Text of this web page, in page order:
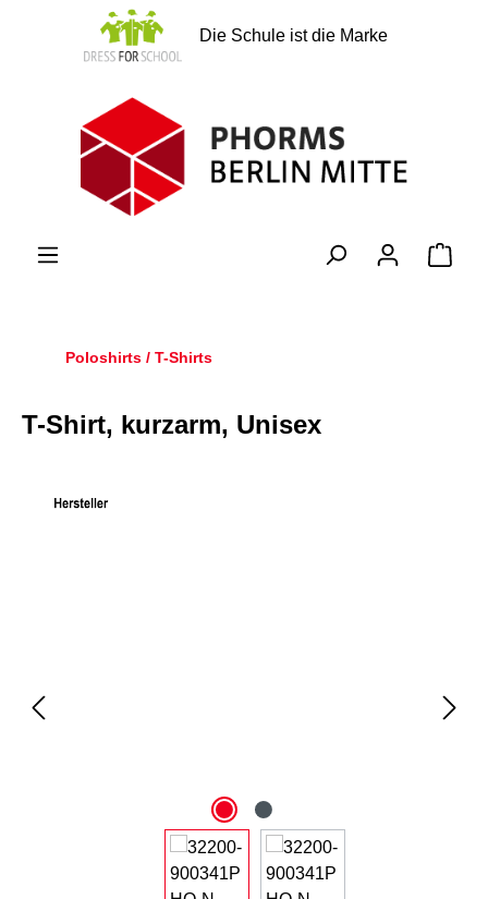
springen
Die Schule ist die Marke
Poloshirts / T-Shirts
T-Shirt, kurzarm, Unisex